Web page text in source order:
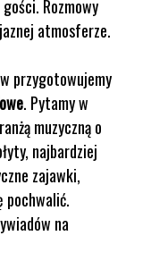
Rozmowy
atmosferze.
przygotowujemy
. Pytamy w
muzyczną o
najbardziej
zajawki,
pochwalić.
na